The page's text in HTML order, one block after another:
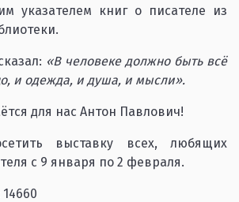
указателем книг о писателе из
«В человеке должно быть всё
и одежда, и душа, и мысли».
для нас Антон Павлович!
выставку всех, любящих
с 9 января по 2 февраля.